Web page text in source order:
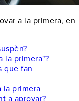
a la primera, en
la primera"?
que fan
la primera
a aprovar?